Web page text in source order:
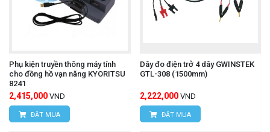
Phụ kiện truyền thông máy tính
cho đồng hồ vạn năng KYORITSU
8241
2,415,000 VND
ĐẶT MUA
Dây đo điện trở 4 dây GWINSTEK
GTL-308 (1500mm)
2,222,000 VND
ĐẶT MUA